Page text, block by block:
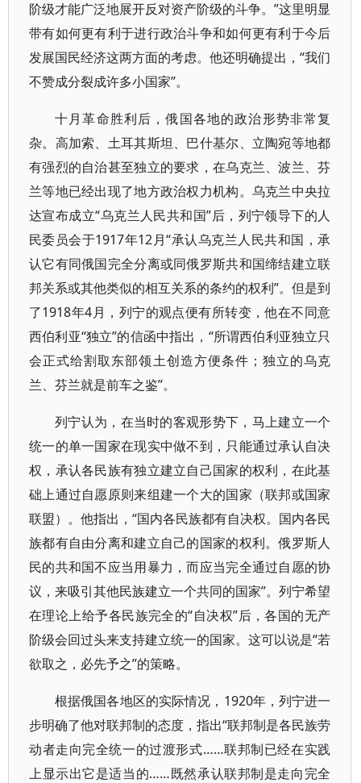
阶级才能广泛地展开反对资产阶级的斗争。”这里明显
带有如何更有利于进行政治斗争和如何更有利于今后
发展国民经济这两方面的考虑。他还明确提出，“我们
不赞成分裂成许多小国家”。
十月革命胜利后，俄国各地的政治形势非常复
杂。高加索、土耳其斯坦、巴什基尔、立陶宛等地都
有强烈的自治甚至独立的要求，在乌克兰、波兰、芬
兰等地已经出现了地方政治权力机构。乌克兰中央拉
达宣布成立“乌克兰人民共和国”后，列宁领导下的人
民委员会于1917年12月“承认乌克兰人民共和国，承
认它有同俄国完全分离或同俄罗斯共和国缔结建立联
邦关系或其他类似的相互关系的条约的权利”。但是到
了1918年4月，列宁的观点便有所转变，他在不同意
西伯利亚“独立”的信函中指出，“所谓西伯利亚独立只
会正式给割取东部领土创造方便条件；独立的乌克
兰、芬兰就是前车之鉴”。
列宁认为，在当时的客观形势下，马上建立一个
统一的单一国家在现实中做不到，只能通过承认自决
权，承认各民族有独立建立自己国家的权利，在此基
础上通过自愿原则来组建一个大的国家（联邦或国家
联盟）。他指出，“国内各民族都有自决权。国内各民
族都有自由分离和建立自己的国家的权利。俄罗斯人
民的共和国不应当用暴力，而应当完全通过自愿的协
议，来吸引其他民族建立一个共同的国家”。列宁希望
在理论上给予各民族完全的“自决权”后，各国的无产
阶级会回过头来支持建立统一的国家。这可以说是“若
欲取之，必先予之”的策略。
根据俄国各地区的实际情况，1920年，列宁进一
步明确了他对联邦制的态度，指出“联邦制是各民族劳
动者走向完全统一的过渡形式……联邦制已经在实践
上显示出它是适当的……既然承认联邦制是走向完全